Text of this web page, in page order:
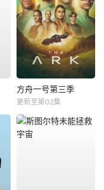
方舟一号第三季
更新至第02集